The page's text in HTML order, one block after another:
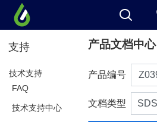
支持
技术支持
FAQ
技术支持中心
产品文档中心
产品编号
文档类型